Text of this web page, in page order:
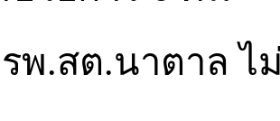
พ.สต.นาตาล ไ